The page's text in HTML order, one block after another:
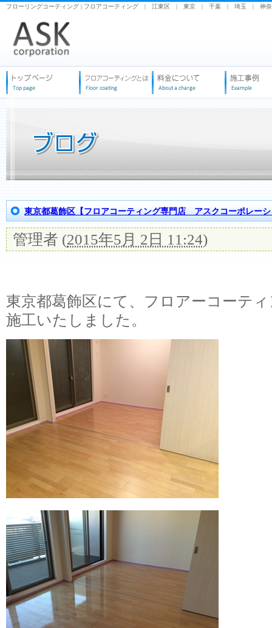
フローリングコーティング | フロアコーティング | 江東区 | 東京 | 千葉 | 埼玉 | 神奈
東京都葛飾区【フロアコーティング専門店 アスクコーポレー
管理者 (2015年5月 2日 11:24)
東京都葛飾区にて、フロアーコーテ
施工いたしました。